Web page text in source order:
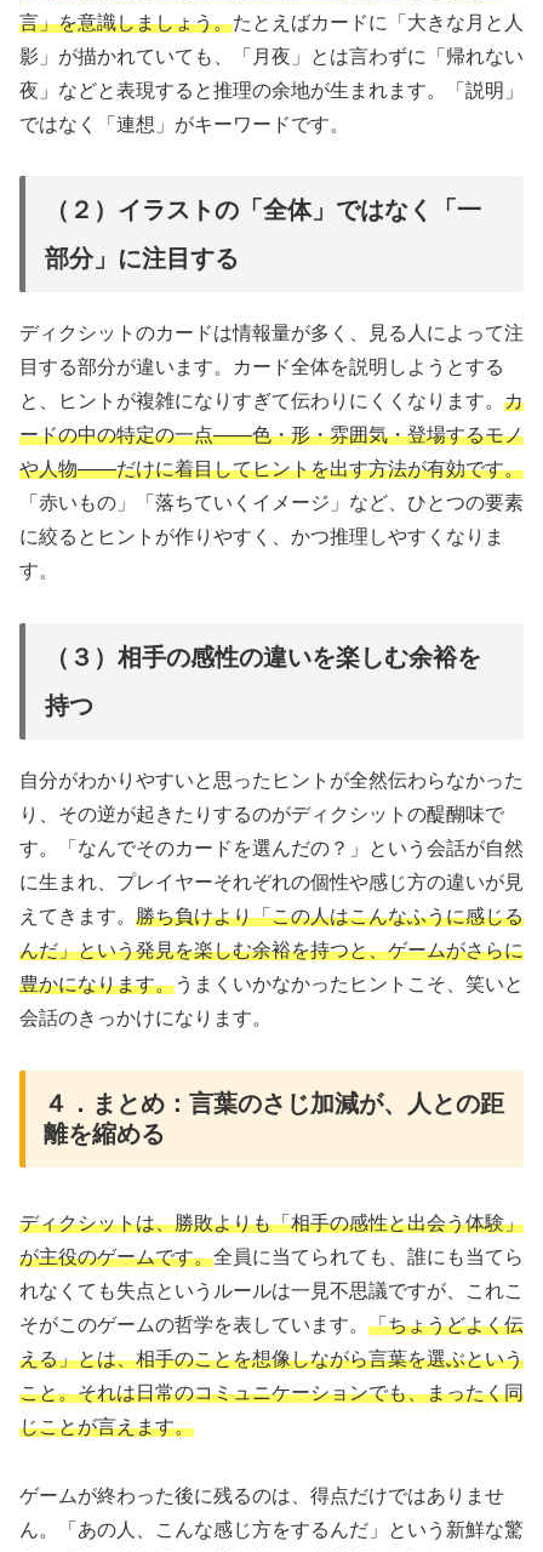
言」を意識しましょう。たとえばカードに「大きな月と人
影」が描かれていても、「月夜」とは言わずに「帰れない
夜」などと表現すると推理の余地が生まれます。「説明」
ではなく「連想」がキーワードです。
（２）イラストの「全体」ではなく「一
部分」に注目する
ディクシットのカードは情報量が多く、見る人によって注
目する部分が違います。カード全体を説明しようとする
と、ヒントが複雑になりすぎて伝わりにくくなります。 カ
ードの中の特定の一点——色・形・雰囲気・登場するモノ
や人物——だけに着目してヒントを出す方法が有効です。
「赤いもの」「落ちていくイメージ」など、ひとつの要素
に絞るとヒントが作りやすく、かつ推理しやすくなりま
す。
（３）相手の感性の違いを楽しむ余裕を
持つ
自分がわかりやすいと思ったヒントが全然伝わらなかった
り、その逆が起きたりするのがディクシットの醍醐味で
す。「なんでそのカードを選んだの？」という会話が自然
に生まれ、プレイヤーそれぞれの個性や感じ方の違いが見
えてきます。 勝ち負けより「この人はこんなふうに感じる
んだ」という発見を楽しむ余裕を持つと、ゲームがさらに
豊かになります。うまくいかなかったヒントこそ、笑いと
会話のきっかけになります。
４．まとめ：言葉のさじ加減が、人との距
離を縮める
ディクシットは、勝敗よりも「相手の感性と出会う体験」
が主役のゲームです。全員に当てられても、誰にも当てら
れなくても失点というルールは一見不思議ですが、これこ
そがこのゲームの哲学を表しています。 「ちょうどよく伝
える」とは、相手のことを想像しながら言葉を選ぶという
こと。それは日常のコミュニケーションでも、まったく同
じことが言えます。
ゲームが終わった後に残るのは、得点だけではありませ
ん。「あの人、こんな感じ方をするんだ」という新鮮な驚